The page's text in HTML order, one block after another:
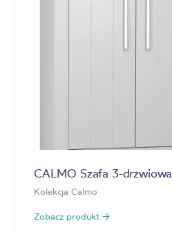
CALMO Szafa 3-drzwiowa
Kolekcja Calmo
Zobacz produkt →